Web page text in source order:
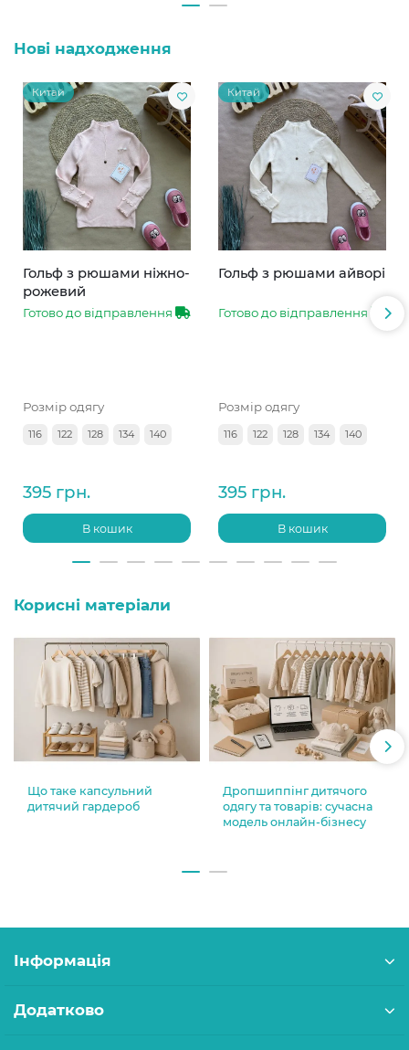
Нові надходження
Китай
Гольф з рюшами ніжно-
рожевий
Готово до відправлення
Розмір одягу
116 122 128 134 140
395 грн.
В кошик
Китай
Гольф з рюшами айворі
Готово до відправлення
Розмір одягу
116 122 128 134 140
395 грн.
В кошик
Корисні матеріали
Що таке капсульний
дитячий гардероб
Дропшиппінг дитячого
одягу та товарів: сучасна
модель онлайн-бізнесу
Інформація
Додатково